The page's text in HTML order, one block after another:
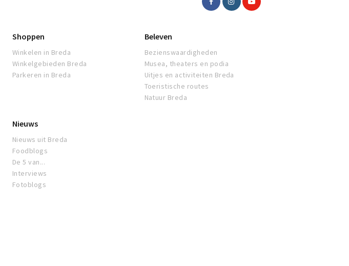
Shoppen
Winkelen in Breda
Winkelgebieden Breda
Parkeren in Breda
Beleven
Bezienswaardigheden
Musea, theaters en podia
Uitjes en activiteiten Breda
Toeristische routes
Natuur Breda
Nieuws
Nieuws uit Breda
Foodblogs
De 5 van...
Interviews
Fotoblogs